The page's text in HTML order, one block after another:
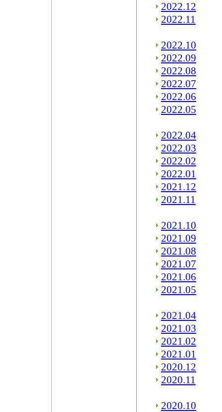
2022.12
2022.11
2022.10
2022.09
2022.08
2022.07
2022.06
2022.05
2022.04
2022.03
2022.02
2022.01
2021.12
2021.11
2021.10
2021.09
2021.08
2021.07
2021.06
2021.05
2021.04
2021.03
2021.02
2021.01
2020.12
2020.11
2020.10